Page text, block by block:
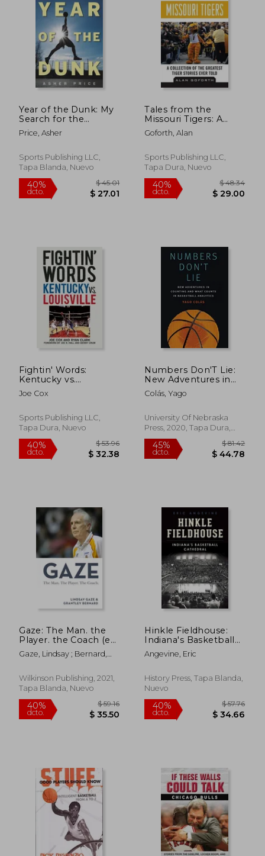
45%
dcto. $ 29.14
40%
dcto.
Year of the Dunk: My
Search for the
History, Science, and
Human Potential in
Dramatic Play (en
Inglés)
Price, Asher
Sports Publishing LLC,
Tapa Blanda, Nuevo
40%
Tales from the
Missouri Tigers: A
Collection of the
Greatest Tiger Stories
Goforth, Alan
Sports Publishing LLC,
Tapa Dura, Nuevo
40%
Fightin' Words:
Kentucky vs.
Louisville
Joe Cox
Sports Publishing LLC,
Tapa Dura, Nuevo
40%
dcto. $ 32.38
Numbers Don'T Lie:
New Adventures in
Counting and What
Counts in Basketball
Colás, Yago
University Of Nebraska
Press, 2020, Tapa Dura,
Nuevo
45%
dcto. $
Gaze: The Man. the
Player. the Coach (en
Inglés)
Gaze, Lindsay ; Bernard,
Wilkinson Publishing, 2021,
Tapa Blanda, Nuevo
Hinkle Fieldhouse:
Indiana's Basketball
Cathedral (en Inglés)
Angevine, Eric
History Press, Tapa Blanda,
Nuevo